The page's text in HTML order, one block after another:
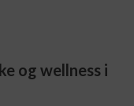
og wellness i